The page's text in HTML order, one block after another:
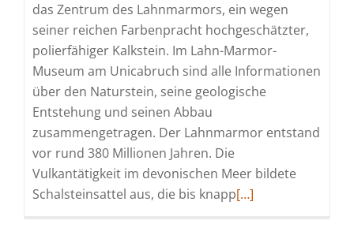
das Zentrum des Lahnmarmors, ein wegen
seiner reichen Farbenpracht hochgeschätzter,
polierfähiger Kalkstein. Im Lahn-Marmor-
Museum am Unicabruch sind alle Informationen
über den Naturstein, seine geologische
Entstehung und seinen Abbau
zusammengetragen. Der Lahnmarmor entstand
vor rund 380 Millionen Jahren. Die
Vulkantätigkeit im devonischen Meer bildete
Schalsteinsattel aus, die bis knappRead
[…]